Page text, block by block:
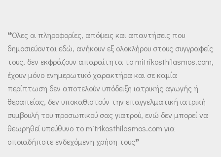
❝Όλες οι πληροφορίες, απόψεις και απαντήσεις που
δημοσιεύονται εδώ, ανήκουν εξ ολοκλήρου στους συγγραφείς
τους, δεν εκφράζουν απαραίτητα το mitrikosthilasmos.com,
έχουν μόνο ενημερωτικό χαρακτήρα και σε καμία
περίπτωση δεν αποτελούν υπόδειξη ιατρικής αγωγής ή
θεραπείας, δεν υποκαθιστούν την επαγγελματική ιατρική
συμβουλή του προσωπικού σας γιατρού, ενώ δεν μπορεί να
θεωρηθεί υπεύθυνο το mitrikosthilasmos.com για
οποιαδήποτε ενδεχόμενη χρήση τους❞